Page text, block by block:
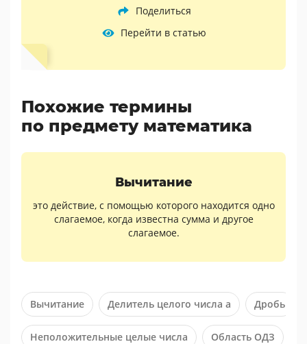
Поделиться
Перейти в статью
Похожие термины
по предмету математика
Вычитание
это действие, с помощью которого находится одно
слагаемое, когда известна сумма и другое
слагаемое.
Вычитание Делитель целого числа a Дробь
Неположительные целые числа Область ОДЗ